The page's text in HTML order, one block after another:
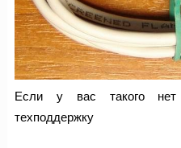
Если у вас такого
техподдержку